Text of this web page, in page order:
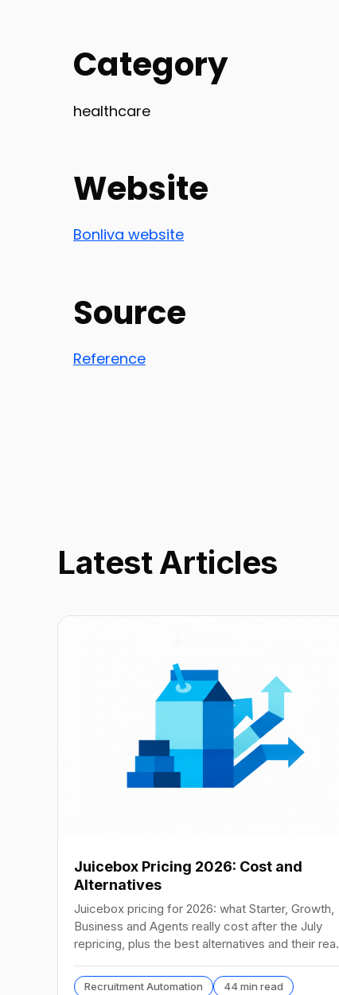
Category
healthcare
Website
Bonliva website
Source
Reference
Latest Articles
Juicebox Pricing 2026: Cost and
Alternatives
Juicebox pricing for 2026: what Starter, Growth,
Business and Agents really cost after the July
repricing, plus the best alternatives and their real
Recruitment Automation 44 min read